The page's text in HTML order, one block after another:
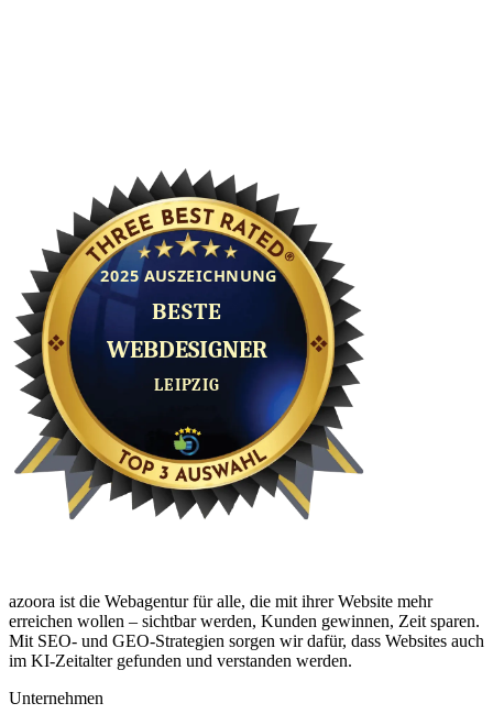
azoora ist die Webagentur für alle, die mit ihrer Website mehr
erreichen wollen – sichtbar werden, Kunden gewinnen, Zeit sparen.
Mit SEO- und GEO-Strategien sorgen wir dafür, dass Websites auch
im KI-Zeitalter gefunden und verstanden werden.
Unternehmen